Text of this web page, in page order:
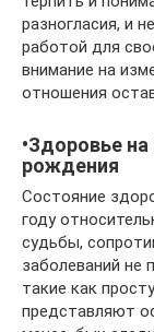
разногласия, и
работой для
внимание на
отношения
•Здоровье
рождения
Состояние
году
судьбы,
заболеваний не
такие как
представляют